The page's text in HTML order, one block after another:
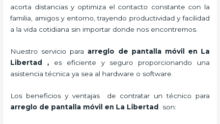
acorta distancias y optimiza el contacto constante con la
familia, amigos y entorno, trayendo productividad y facilidad
a la vida cotidiana sin importar donde nos encontremos.
Nuestro servicio para arreglo de pantalla móvil en La
Libertad
, es eficiente y seguro proporcionando una
asistencia técnica ya sea al hardware o software.
Los beneficios y ventajas de contratar un técnico para
arreglo de pantalla móvil en La Libertad son: